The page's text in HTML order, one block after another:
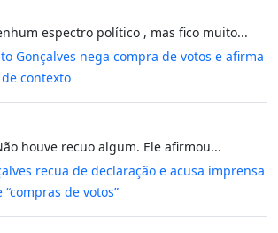
espectro político , mas fico muito...
Gonçalves nega compra de votos e afirma
contexto
houve recuo algum. Ele afirmou...
recua de declaração e acusa imprensa
de votos”